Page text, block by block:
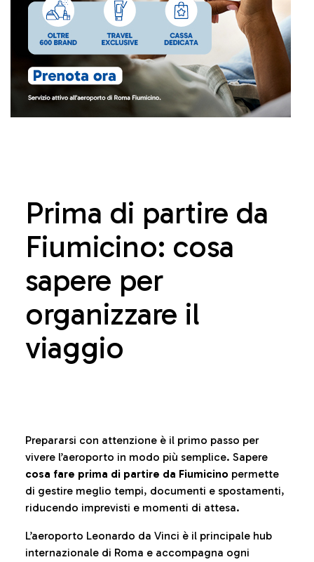
Prima di partire da
Fiumicino: cosa
sapere per
organizzare il
viaggio
Prepararsi con attenzione è il primo passo per
vivere l’aeroporto in modo più semplice. Sapere
cosa fare prima di partire da Fiumicino permette
di gestire meglio tempi, documenti e spostamenti,
riducendo imprevisti e momenti di attesa.
L’aeroporto Leonardo da Vinci è il principale hub
internazionale di Roma e accompagna ogni